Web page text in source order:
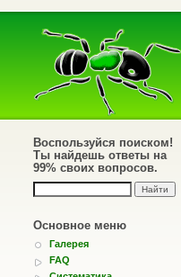
Воспользуйся поиском!
Ты найдешь ответы на
99% своих вопросов.
Основное меню
Галерея
FAQ